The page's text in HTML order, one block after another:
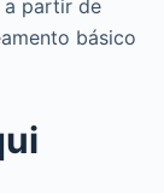
a partir de
básico